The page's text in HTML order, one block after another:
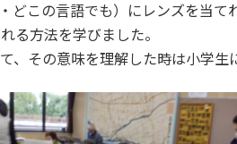
どこの言語でも）にレンズを当
る方法を学びました。
その意味を理解した時は小学生